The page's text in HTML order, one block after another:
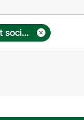
×
Droits économiques et sociaux